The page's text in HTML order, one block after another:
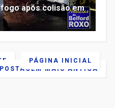
após colisão em
POSTAGEM MAIS ANTIGA
PÁGINA INICIAL